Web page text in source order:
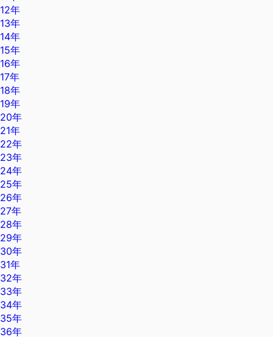
12年
13年
14年
15年
16年
17年
18年
19年
20年
21年
22年
23年
24年
25年
26年
27年
28年
29年
30年
31年
32年
33年
34年
35年
36年